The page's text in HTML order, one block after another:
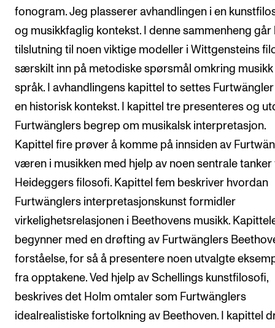
fonogram. Jeg plasserer avhandlingen i en
og musikkfaglig kontekst. I denne sammenheng går
tilslutning til noen viktige modeller i Wittgensteins
særskilt inn på metodiske spørsmål omkring
språk. I avhandlingens kapittel to settes Furtwängler
en historisk kontekst. I kapittel tre presenteres og
Furtwänglers begrep om musikalsk interpretasjon.
Kapittel fire prøver å komme på innsiden av
væren i musikken med hjelp av noen sentrale tanker
Heideggers filosofi. Kapittel fem beskriver hvordan
Furtwänglers interpretasjonskunst formidler
virkelighetsrelasjonen i Beethovens musikk.
begynner med en drøfting av Furtwänglers
forståelse, for så å presentere noen utvalgte
fra opptakene. Ved hjelp av Schellings kunstfilosofi,
beskrives det Holm omtaler som Furtwänglers
idealrealistiske fortolkning av Beethoven. I kapittel